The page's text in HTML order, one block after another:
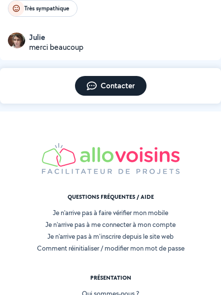
Très sympathique
Julie
merci beaucoup
Contacter
QUESTIONS FRÉQUENTES / AIDE
Je n'arrive pas à faire vérifier mon mobile
Je n'arrive pas à me connecter à mon compte
Je n'arrive pas à m'inscrire depuis le site web
Comment réinitialiser / modifier mon mot de passe
PRÉSENTATION